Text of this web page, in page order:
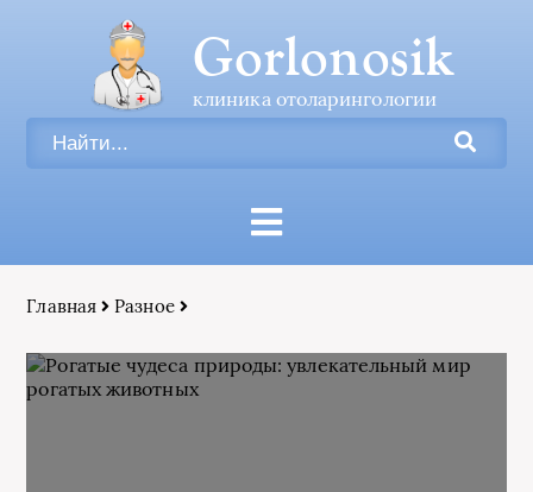
Gorlonosik
клиника отоларингологии
Главная Разное